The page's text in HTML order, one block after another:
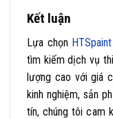
Kết luận
Lựa chọn HTSpaint
tìm kiếm dịch vụ
lượng cao với giá
kinh nghiệm, sản
tín, chúng tôi cam